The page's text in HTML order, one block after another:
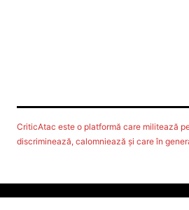
CriticAtac este o platformă care militează
discriminează, calomniează şi care în